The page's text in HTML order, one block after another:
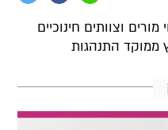
וצוותים חינוכיים
ממוקד התנהגות